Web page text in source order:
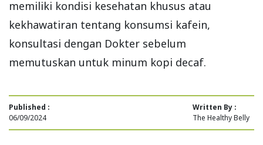
memiliki kondisi kesehatan khusus atau
kekhawatiran tentang konsumsi kafein,
konsultasi dengan Dokter sebelum
memutuskan untuk minum kopi decaf.
Published :
06/09/2024
Written By :
The Healthy Belly